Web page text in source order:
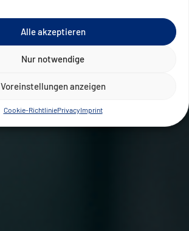
Alle akzeptieren
Nur notwendige
Voreinstellungen anzeigen
Cookie-RichtliniePrivacyImprint